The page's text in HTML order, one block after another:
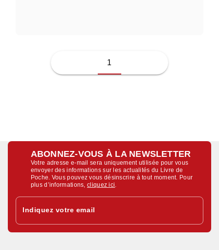
1
ABONNEZ-VOUS À LA NEWSLETTER
Votre adresse e-mail sera uniquement utilisée pour vous
envoyer des informations sur les actualités du Livre de
Poche. Vous pouvez vous désinscrire à tout moment. Pour
plus d’informations,cliquez ici
Indiquez votre email